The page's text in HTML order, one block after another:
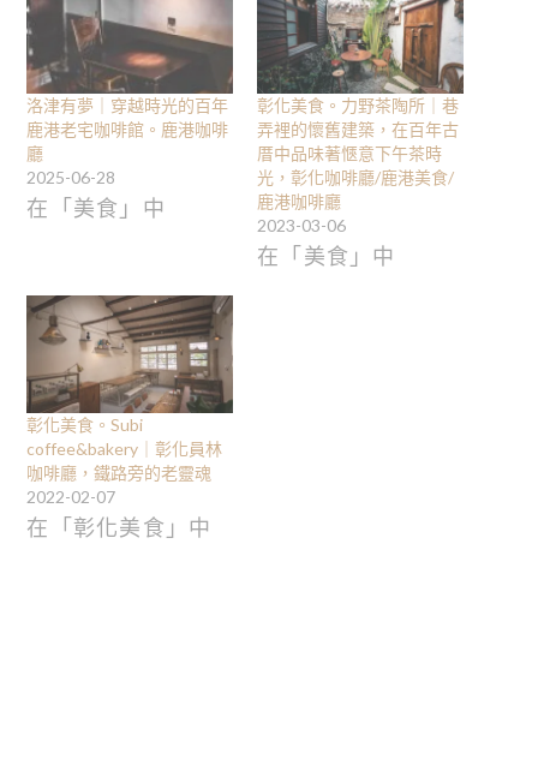
洛津有夢｜穿越時光的百年
鹿港老宅咖啡館。鹿港咖啡
廳
2025-06-28
在「美食」中
彰化美食。力野茶陶所｜巷
弄裡的懷舊建築，在百年古
厝中品味著愜意下午茶時
光，彰化咖啡廳/鹿港美食/
鹿港咖啡廳
2023-03-06
在「美食」中
彰化美食。Subi
coffee&bakery｜彰化員林
咖啡廳，鐵路旁的老靈魂
2022-02-07
在「彰化美食」中